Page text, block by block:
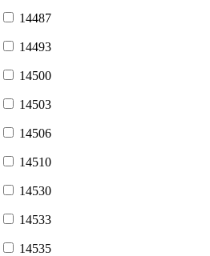
14487
14493
14500
14503
14506
14510
14530
14533
14535